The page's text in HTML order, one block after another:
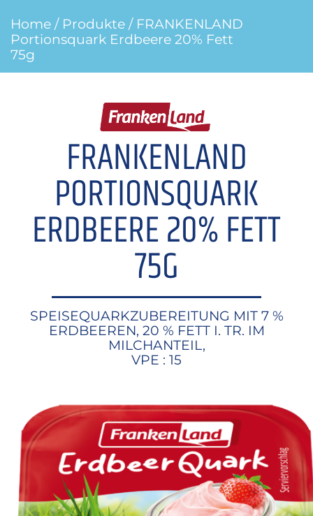
Home / Produkte / FRANKENLAND
Portionsquark Erdbeere 20% Fett
75g
FRANKENLAND
PORTIONSQUARK
ERDBEERE 20% FETT
75G
SPEISEQUARKZUBEREITUNG MIT 7 %
ERDBEEREN, 20 % FETT I. TR. IM
MILCHANTEIL,
VPE : 15